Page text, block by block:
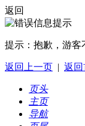
返回
提示： 抱歉，游客
返回上一页 | 返
页头
主页
导航